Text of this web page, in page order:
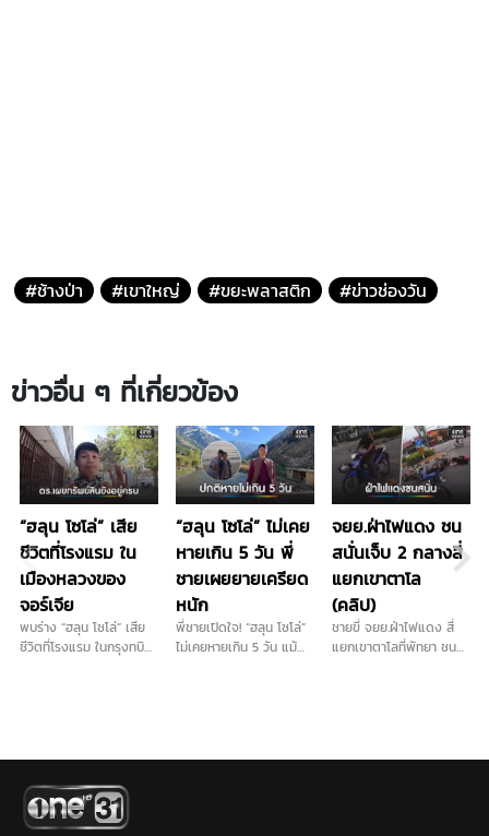
#ช้างป่า #เขาใหญ่ #ขยะพลาสติก #ข่าวช่องวัน
ข่าวอื่น ๆ ที่เกี่ยวข้อง
“ฮลุน โซโล่” เสีย
ชีวิตที่โรงแรม ใน
เมืองหลวงของ
จอร์เจีย
พบร่าง “ฮลุน โซโล่” เสีย
ชีวิตที่โรงแรม ในกรุงทบิลิ
“ฮลุน โซโล่” ไม่เคย
หายเกิน 5 วัน พี่
ชายเผยยายเครียด
หนัก
พี่ชายเปิดใจ! “ฮลุน โซโล่”
ไม่เคยหายเกิน 5 วัน แม้
ตามหา หลังยังไร้ร่องรอย...
จยย.ฝ่าไฟแดง ชน
สนั่นเจ็บ 2 กลางสี่
แยกเขาตาโล
(คลิป)
ชายขี่ จยย.ฝ่าไฟแดง สี่
แยกเขาตาโลที่พัทยา ชน